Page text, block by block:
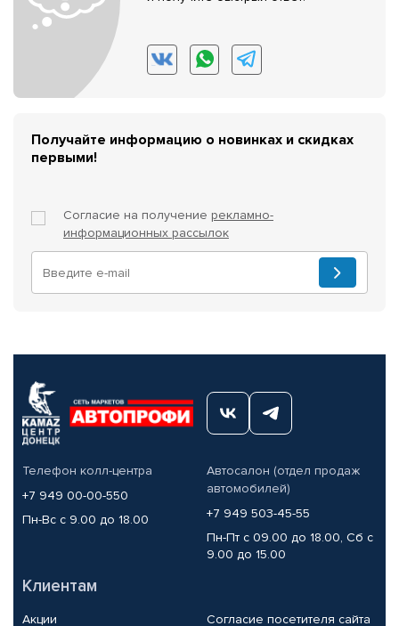
Получайте информацию о новинках и скидках
первыми!
Согласие на получение рекламно-
информационных рассылок
Телефон колл-центра
+7 949 00-00-550
Пн-Вс с 9.00 до 18.00
Автосалон (отдел продаж
автомобилей)
+7 949 503-45-55
Пн-Пт с 09.00 до 18.00, Сб с
9.00 до 15.00
Клиентам
Акции Согласие посетителя сайта